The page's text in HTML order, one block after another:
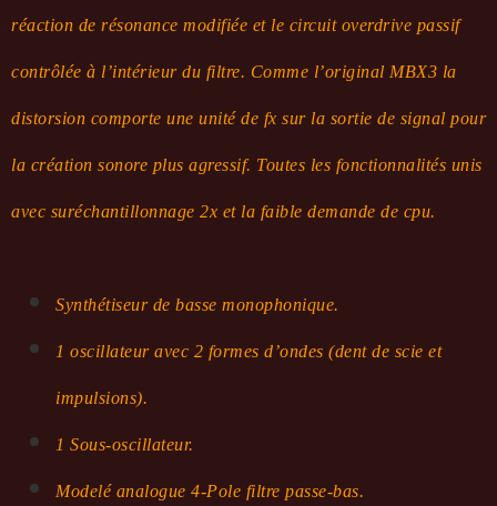
réaction de résonance modifiée et le circuit overdrive passif
contrôlée à l’intérieur du filtre. Comme l’original MBX3 la
distorsion comporte une unité de fx sur la sortie de signal pour
la création sonore plus agressif. Toutes les fonctionnalités unis
avec suréchantillonnage 2x et la faible demande de cpu.
Synthétiseur de basse monophonique.
1 oscillateur avec 2 formes d’ondes (dent de scie et
impulsions).
1 Sous-oscillateur.
Modelé analogue 4-Pole filtre passe-bas.